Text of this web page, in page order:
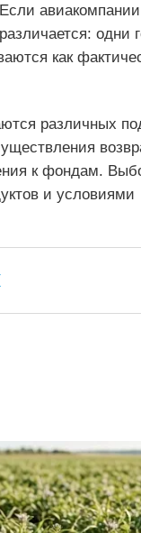
одни
как
различных
к фондам.
и условиями